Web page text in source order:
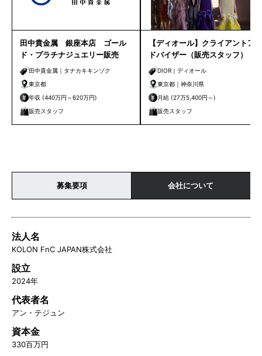
田中貴金属 銀座本店 ゴール
ド・プラチナジュエリー販売
田中貴金属｜タナカキキンゾク
東京都
年収 (440万円～620万円)
販売スタッフ
【ディオール】クライアントア
ドバイザー（販売スタッフ）｜
東京・横浜
DIOR｜ディオール
東京都｜神奈川県
月給 (27万5,400円～)
販売スタッフ
募集要項 会社について
法人名
KOLON FnC JAPAN株式会社
設立
2024年
代表者名
アン・テジュン
資本金
330百万円